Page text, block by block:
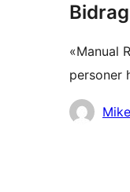
«Manual
personer